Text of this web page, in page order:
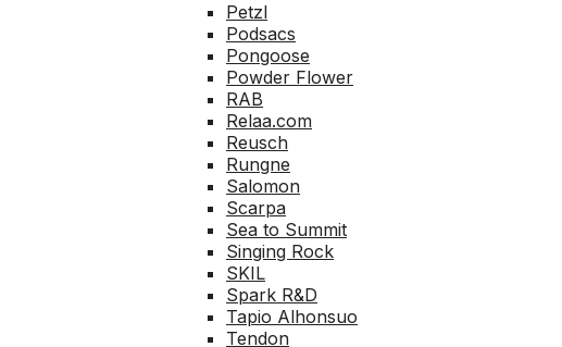
Petzl
Podsacs
Pongoose
Powder Flower
RAB
Relaa.com
Reusch
Rungne
Salomon
Scarpa
Sea to Summit
Singing Rock
SKIL
Spark R&D
Tapio Alhonsuo
Tendon